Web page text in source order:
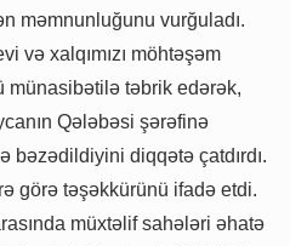
məmnunluğunu vurğuladı.
və xalqımızı möhtəşəm
təbrik edərək,
Qələbəsi şərəfinə
bəzədildiyini diqqətə çatdırdı.
görə təşəkkürünü ifadə etdi.
müxtəlif sahələri əhatə